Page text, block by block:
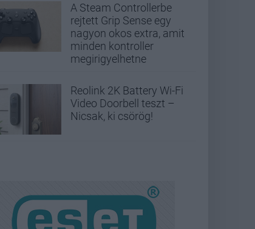
A Steam Controllerbe
rejtett Grip Sense egy
nagyon okos extra, amit
minden kontroller
megirigyelhetne
Reolink 2K Battery Wi-Fi
Video Doorbell teszt –
Nicsak, ki csörög!